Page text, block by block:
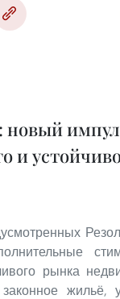
и
рынка
жильё,